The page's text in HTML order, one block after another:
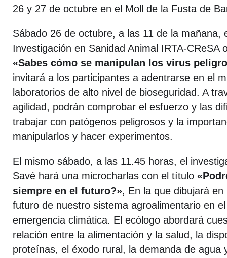
26 y 27 de octubre en el Moll de la Fusta de
Sábado 26 de octubre, a las 11 de la mañana,
Investigación en Sanidad Animal IRTA-CReSA
«Sabes cómo se manipulan los virus
invitará a los participantes a adentrarse en el
laboratorios de alto nivel de bioseguridad. A
agilidad, podrán comprobar el esfuerzo y las
trabajar con patógenos peligrosos y la
manipularlos y hacer experimentos.
El mismo sábado, a las 11.45 horas, el
Savé hará una microcharlas con el título
siempre en el futuro?», En la que dibujará
futuro de nuestro sistema agroalimentario en
emergencia climática. El ecólogo abordará
relación entre la alimentación y la salud, la
proteínas, el éxodo rural, la demanda de agua